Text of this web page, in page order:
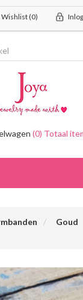
Wishlist(0)
(0) Totaal
Goud